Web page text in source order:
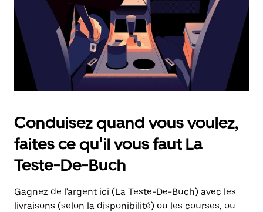
d'échappement
pour
fermer
calendrier.
Conduisez quand vous voulez,
faites ce qu'il vous faut La
Teste-De-Buch
Gagnez de l'argent ici (La Teste-De-Buch) avec les
livraisons (selon la disponibilité) ou les courses, ou